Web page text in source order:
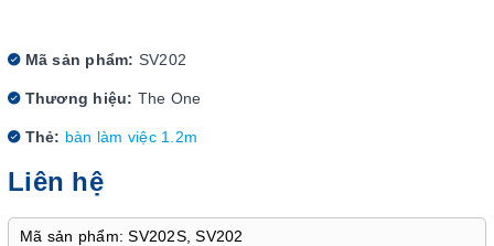
Mã sản phẩm: SV202
Thương hiệu: The One
Thẻ: bàn làm việc 1.2m
Liên hệ
Mã sản phẩm: SV202S, SV202